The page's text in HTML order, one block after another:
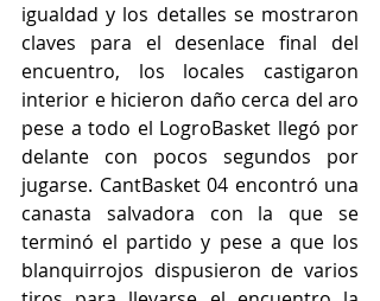
igualdad y los detalles se mostraron
claves para el desenlace final del
encuentro, los locales castigaron
interior e hicieron daño cerca del aro
pese a todo el LogroBasket llegó por
delante con pocos segundos por
jugarse. CantBasket 04 encontró una
canasta salvadora con la que se
terminó el partido y pese a que los
blanquirrojos dispusieron de varios